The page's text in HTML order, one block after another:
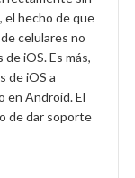
el hecho de que
celulares no
iOS. Es más,
de iOS a
en Android. El
de dar soporte